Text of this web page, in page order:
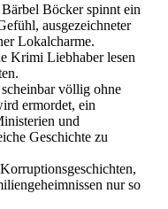
Böcker spinnt ein
ausgezeichneter
Lokalcharme.
Krimi Liebhaber lesen
völlig ohne
ermordet, ein
und
Geschichte zu
nur so